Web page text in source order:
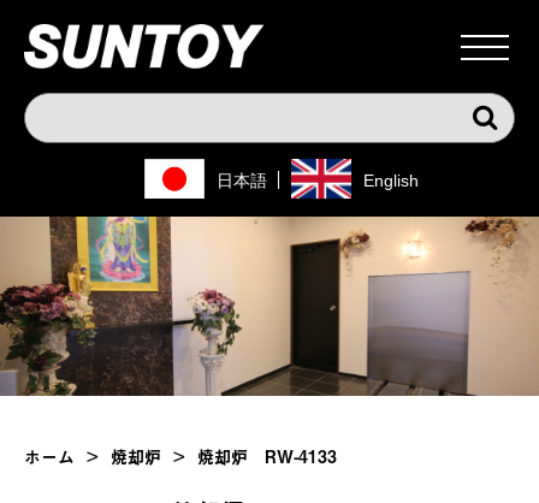
日本語 English
ホーム > 焼却炉 > 焼却炉 RW-4133